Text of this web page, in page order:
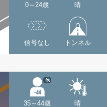
0～24歳 晴
信号なし トンネル
35～44歳
他
晴